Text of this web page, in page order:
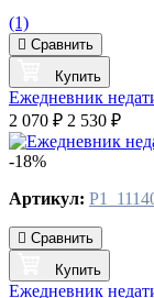
(1)
Сравнить
Купить
Ежедневник
2 070 ₽ 2 530 ₽
-18%
Артикул:
Сравнить
Купить
Ежедневник